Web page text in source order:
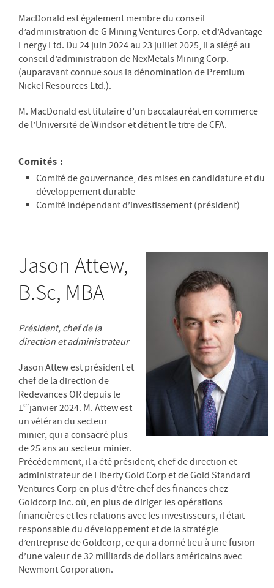
MacDonald est également membre du conseil
d’administration de G Mining Ventures Corp. et d’Advantage
Energy Ltd. Du 24 juin 2024 au 23 juillet 2025, il a siégé au
conseil d’administration de NexMetals Mining Corp.
(auparavant connue sous la dénomination de Premium
Nickel Resources Ltd.).
M. MacDonald est titulaire d’un baccalauréat en commerce
de l’Université de Windsor et détient le titre de CFA.
Comités :
Comité de gouvernance, des mises en candidature et du
développement durable
Comité indépendant d’investissement (président)
Jason Attew,
B.Sc, MBA
Président, chef de la
direction et administrateur
Jason Attew est président et
chef de la direction de
Redevances OR depuis le
1erjanvier 2024. M. Attew est
un vétéran du secteur
minier, qui a consacré plus
de 25 ans au secteur minier.
Précédemment, il a été président, chef de direction et
administrateur de Liberty Gold Corp et de Gold Standard
Ventures Corp en plus d’être chef des finances chez
Goldcorp Inc. où, en plus de diriger les opérations
financières et les relations avec les investisseurs, il était
responsable du développement et de la stratégie
d’entreprise de Goldcorp, ce qui a donné lieu à une fusion
d’une valeur de 32 milliards de dollars américains avec
Newmont Corporation.